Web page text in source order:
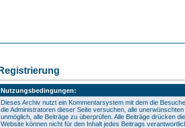
Registrierung
Nutzungsbedingungen:
Dieses Archiv nutzt ein Kommentarsystem mit dem die
die Administratoren dieser Seite versuchen, alle
unmöglich, alle Beiträge zu überprüfen. Alle Beiträge drücken
Website können nicht für den Inhalt jedes Beitrags